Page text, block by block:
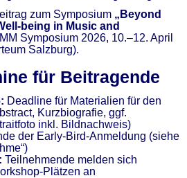
zum Symposium „Beyond
being in Music and
Symposium 2026, 10.–12. April
Salzburg).
für Beitragende
Deadline für Materialien für den
Kurzbiografie, ggf.
inkl. Bildnachweis)
der Early-Bird-Anmeldung (siehe
Teilnehmende melden sich
Plätzen an